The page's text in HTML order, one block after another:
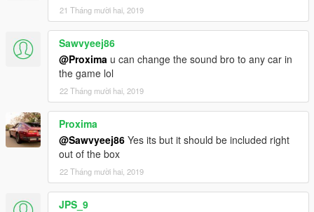
21 Tháng mười hai, 2019
Sawvyeej86
@Proxima u can change the sound bro to any car in
the game lol
22 Tháng mười hai, 2019
Proxima
@Sawvyeej86 Yes its but it should be included right
out of the box
22 Tháng mười hai, 2019
JPS_9